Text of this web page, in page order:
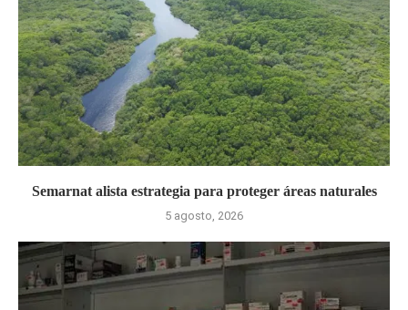
Semarnat alista estrategia para proteger áreas naturales
5 agosto, 2026